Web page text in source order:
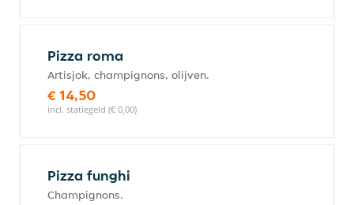
Pizza roma
Artisjok, champignons, olijven.
€ 14,50
incl. statiegeld (€ 0,00)
Pizza funghi
Champignons.